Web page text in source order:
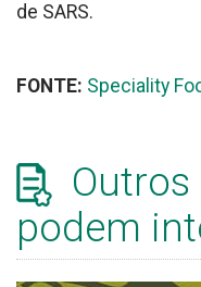
de SARS.
FONTE: Speciality
podem